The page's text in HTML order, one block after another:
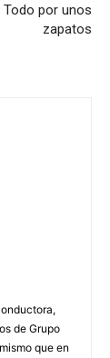
Todo por unos
zapatos
de Grupo
que en